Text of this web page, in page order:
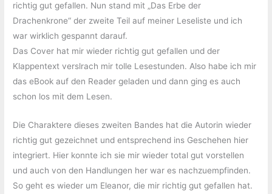
richtig gut gefallen. Nun stand mit „Das Erbe der
Drachenkrone“ der zweite Teil auf meiner Leseliste und ich
war wirklich gespannt darauf.
Das Cover hat mir wieder richtig gut gefallen und der
Klappentext verslrach mir tolle Lesestunden. Also habe ich mir
das eBook auf den Reader geladen und dann ging es auch
schon los mit dem Lesen.
Die Charaktere dieses zweiten Bandes hat die Autorin wieder
richtig gut gezeichnet und entsprechend ins Geschehen hier
integriert. Hier konnte ich sie mir wieder total gut vorstellen
und auch von den Handlungen her war es nachzuempfinden.
So geht es wieder um Eleanor, die mir richtig gut gefallen hat.